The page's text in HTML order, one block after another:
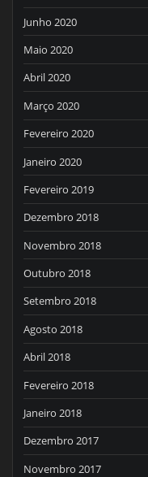
Junho 2020
Maio 2020
Abril 2020
Março 2020
Fevereiro 2020
Janeiro 2020
Fevereiro 2019
Dezembro 2018
Novembro 2018
Outubro 2018
Setembro 2018
Agosto 2018
Abril 2018
Fevereiro 2018
Janeiro 2018
Dezembro 2017
Novembro 2017